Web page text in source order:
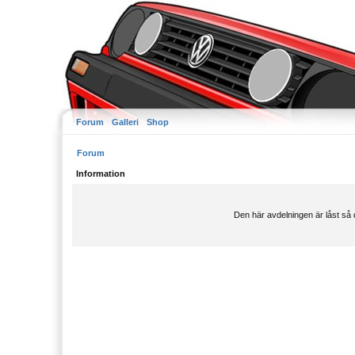
Forum Galleri Shop
Forum
Information
Den här avdelningen är låst